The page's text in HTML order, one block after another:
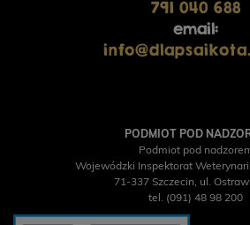
791 040 688
email:
PODMIOT POD
Podmiot pod
Wojewódzki Inspektorat
71-337 Szczecin, ul.
tel. (091) 48 98 200